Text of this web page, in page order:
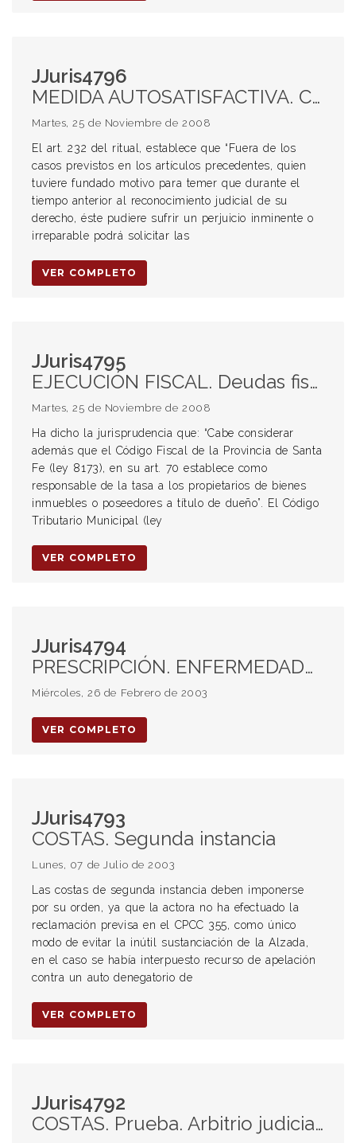
JJuris4796
MEDIDA AUTOSATISFACTIVA. Concepto. Características. Aplicación. Pautas. Rechazo
Martes, 25 de Noviembre de 2008
El art. 232 del ritual, establece que “Fuera de los
casos previstos en los artículos precedentes, quien
tuviere fundado motivo para temer que durante el
tiempo anterior al reconocimiento judicial de su
derecho, éste pudiere sufrir un perjuicio inminente o
irreparable podrá solicitar las
VER COMPLETO
JJuris4795
EJECUCIÓN FISCAL. Deudas fiscales. Tributos. Tasas. Exigibilidad del pago. EXCEPCIONES. Excepción de falta de legitimación pasiva. Excepción de prescripción
Martes, 25 de Noviembre de 2008
Ha dicho la jurisprudencia que: “Cabe considerar
además que el Código Fiscal de la Provincia de Santa
Fe (ley 8173), en su art. 70 establece como
responsable de la tasa a los propietarios de bienes
inmuebles o poseedores a título de dueño”. El Código
Tributario Municipal (ley
VER COMPLETO
JJuris4794
PRESCRIPCIÓN. ENFERMEDADES. INTERPRETACIÓN Y APLICACIÓN DE LA LEY. LEY ESPECIAL. ANALOGÍA. APLICACIÓN DE LA LEY. AUTONOMÍA MUNICIPAL. INCAPACIDAD LABORAL. EMPLEADOS PÚBLICOS. MUNICIPALIDADES. PROVINCIAS. CONTRATO DE TRABAJO. ACCIDENTE DE TRABAJO.
Miércoles, 26 de Febrero de 2003
VER COMPLETO
JJuris4793
COSTAS. Segunda instancia
Lunes, 07 de Julio de 2003
Las costas de segunda instancia deben imponerse
por su orden, ya que la actora no ha efectuado la
reclamación previsa en el CPCC 355, como único
modo de evitar la inútil sustanciación de la Alzada,
en el caso se había interpuesto recurso de apelación
contra un auto denegatorio de
VER COMPLETO
JJuris4792
COSTAS. Prueba. Arbitrio judicial. Reducción de reclamos